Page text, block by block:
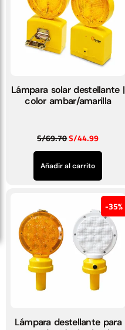
Lámpara solar destellante |
color ambar/amarilla
S/69.70S/44.99
Añadir al carrito
35%
Lámpara destellante para